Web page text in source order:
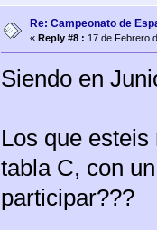
Re: Campeonato de
« Reply #8 : 17 de Febrero
Siendo en
Los que
tabla C, con
participar???